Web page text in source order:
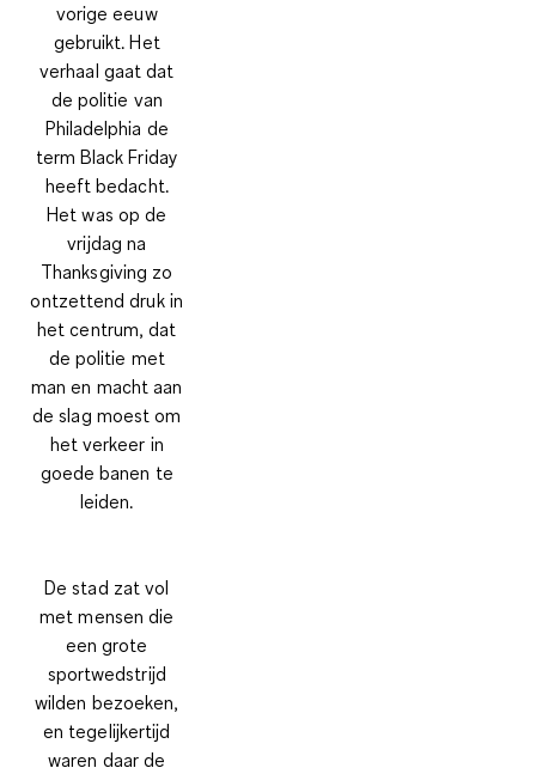
vorige eeuw
gebruikt. Het
verhaal gaat dat
de politie van
Philadelphia de
term Black Friday
heeft bedacht.
Het was op de
vrijdag na
Thanksgiving zo
ontzettend druk in
het centrum, dat
de politie met
man en macht aan
de slag moest om
het verkeer in
goede banen te
leiden.
De stad zat vol
met mensen die
een grote
sportwedstrijd
wilden bezoeken,
en tegelijkertijd
waren daar de